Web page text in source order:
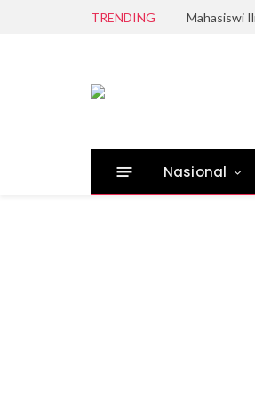
TRENDING
Nasional